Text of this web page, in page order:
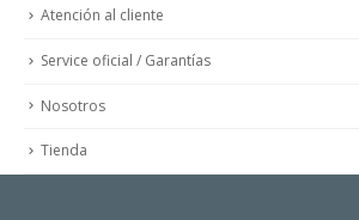
Atención al cliente
Service oficial / Garantías
Nosotros
Tienda